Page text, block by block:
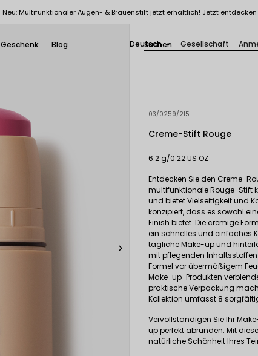
Neu: Multifunktionaler Augen- & Brauenstift jetzt erhältlich! Jetzt entdecken
Geschenk Blog Deutsch  Gesellschaft

03/0259/215
Creme-Stift Rouge
6.2 g/0.22 US OZ
Entdecken Sie den Creme-
multifunktionale Rouge-Stift
und bietet Vielseitigkeit und
konzipiert, dass es sowohl
Finish bietet. Die cremige
ein schnelles und einfaches
tägliche Make-up und
mit pflegenden Inhaltsstoffen
Formel vor übermäßigem
Make-up-Produkten
praktische Verpackung
Kollektion umfasst 8
Vervollständigen Sie Ihr
up perfekt abrunden. Mit
natürliche Schönheit Ihres